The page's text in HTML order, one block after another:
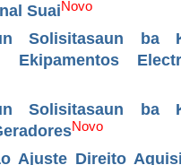
SuaiNovo
Solisitasaun ba
Ekipamentos
Solisitasaun ba
Novo
Ajuste Direito